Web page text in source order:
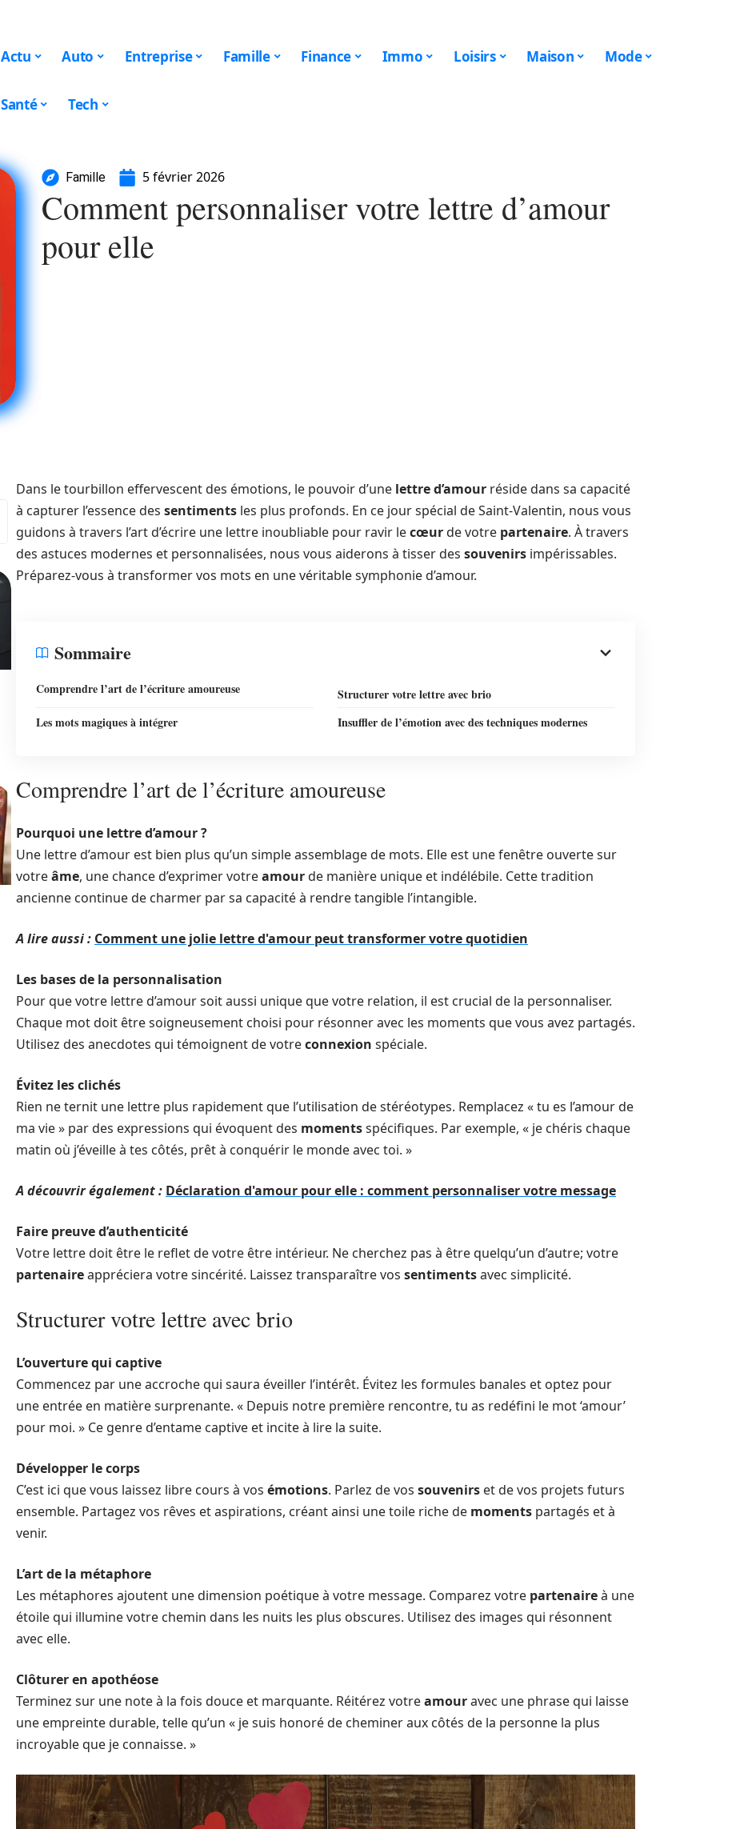
Actu Auto Entreprise Famille Finance Immo Loisirs Maison Mode
Santé Tech
Famille 5 février 2026
Comment personnaliser votre lettre d’amour
pour elle
Dans le tourbillon effervescent des émotions, le pouvoir d’une lettre d’amour réside dans sa capacité
à capturer l’essence des sentiments les plus profonds. En ce jour spécial de Saint-Valentin, nous vous
guidons à travers l’art d’écrire une lettre inoubliable pour ravir lecœurde votre partenaire. À travers
des astuces modernes et personnalisées, nous vous aiderons à tisser des souvenirs impérissables.
Préparez-vous à transformer vos mots en une véritable symphonie d’amour.
Sommaire
Comprendre l’art de l’écriture amoureuse
Structurer votre lettre avec brio
Les mots magiques à intégrer
Insuffler de l’émotion avec des techniques modernes
Comprendre l’art de l’écriture amoureuse
Pourquoi une lettre d’amour ?
Une lettre d’amour est bien plus qu’un simple assemblage de mots. Elle est une fenêtre ouverte sur
votreâme, une chance d’exprimer votreamourde manière unique et indélébile. Cette tradition
ancienne continue de charmer par sa capacité à rendre tangible l’intangible.
A lire aussi : Comment une jolie lettre d'amour peut transformer votre quotidien
Les bases de la personnalisation
Pour que votre lettre d’amour soit aussi unique que votre relation, il est crucial de la personnaliser.
Chaque mot doit être soigneusement choisi pour résonner avec les moments que vous avez partagés.
Utilisez des anecdotes qui témoignent de votreconnexion spéciale.
Évitez les clichés
Rien ne ternit une lettre plus rapidement que l’utilisation de stéréotypes. Remplacez « tu es l’amour de
ma vie » par des expressions qui évoquent des momentsspécifiques. Par exemple, « je chéris chaque
matin où j’éveille à tes côtés, prêt à conquérir le monde avec toi. »
A découvrir également : Déclaration d'amour pour elle : comment personnaliser votre message
Faire preuve d’authenticité
Votre lettre doit être le reflet de votre être intérieur. Ne cherchez pas à être quelqu’un d’autre; votre
partenaireappréciera votre sincérité. Laissez transparaître vos sentimentsavec simplicité.
Structurer votre lettre avec brio
L’ouverture qui captive
Commencez par une accroche qui saura éveiller l’intérêt. Évitez les formules banales et optez pour
une entrée en matière surprenante. « Depuis notre première rencontre, tu as redéfini le mot ‘amour’
pour moi. » Ce genre d’entame captive et incite à lire la suite.
Développer le corps
C’est ici que vous laissez libre cours à vos émotions. Parlez de vos souvenirs et de vos projets futurs
ensemble. Partagez vos rêves et aspirations, créant ainsi une toile riche de moments partagés et à
venir.
L’art de la métaphore
Les métaphores ajoutent une dimension poétique à votre message. Comparez votre partenaireà une
étoile qui illumine votre chemin dans les nuits les plus obscures. Utilisez des images qui résonnent
avec elle.
Clôturer en apothéose
Terminez sur une note à la fois douce et marquante. Réitérez votreamouravec une phrase qui laisse
une empreinte durable, telle qu’un « je suis honoré de cheminer aux côtés de la personne la plus
incroyable que je connaisse. »